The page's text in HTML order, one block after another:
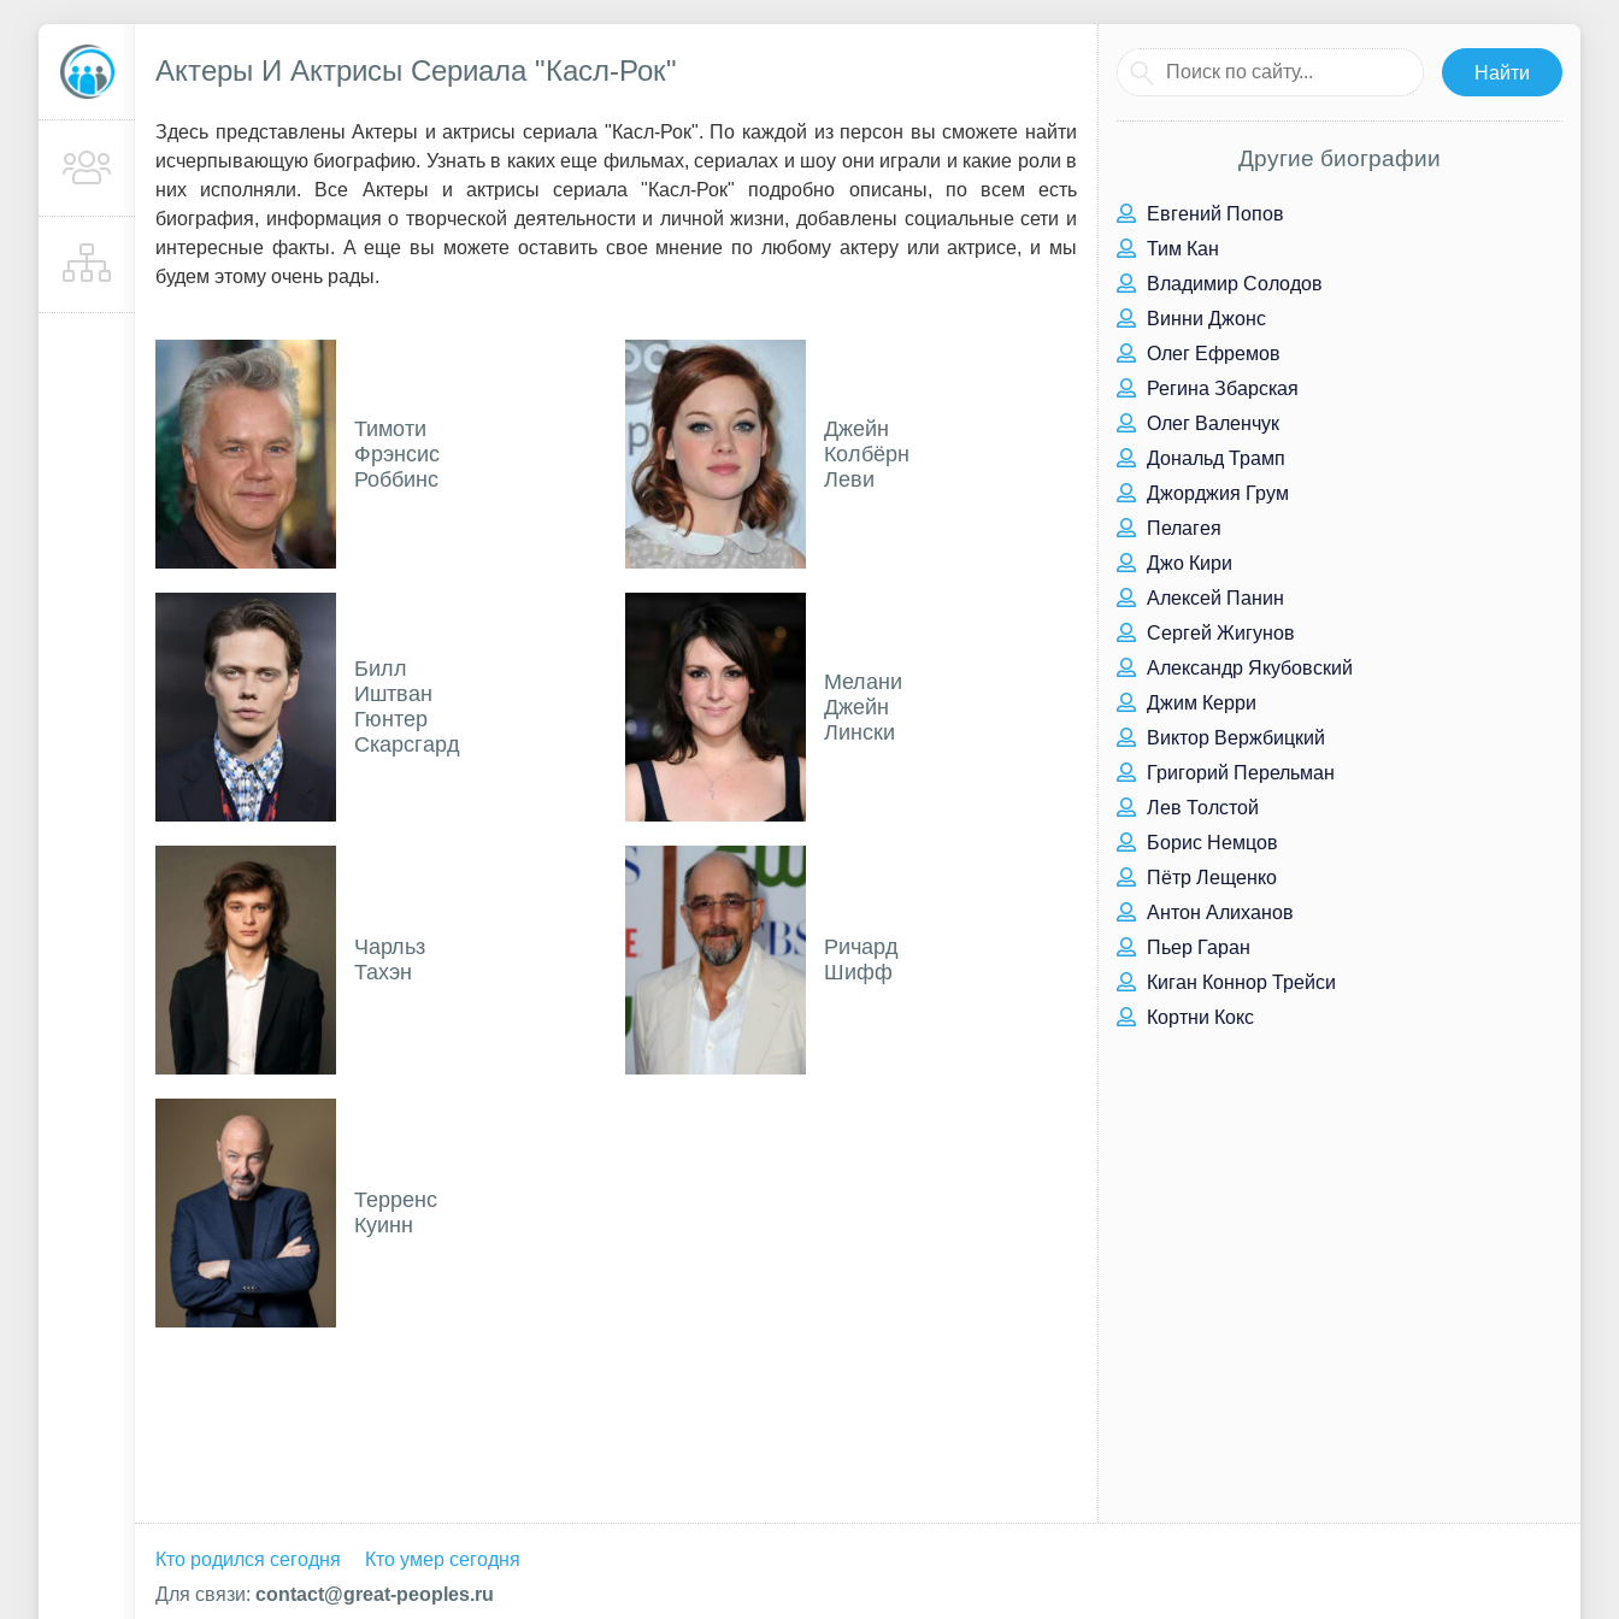
Актеры И Актрисы Сериала "Касл-Рок"
Здесь представлены Актеры и актрисы сериала "Касл-Рок". По каждой из персон вы сможете найти
исчерпывающую биографию. Узнать в каких еще фильмах, сериалах и шоу они играли и какие роли в
них исполняли. Все Актеры и актрисы сериала "Касл-Рок" подробно описаны, по всем есть
биография, информация о творческой деятельности и личной жизни, добавлены социальные сети и
интересные факты. А еще вы можете оставить свое мнение по любому актеру или актрисе, и мы
будем этому очень рады.
Тимоти
Фрэнсис
Роббинс
Джейн
Колбёрн
Леви
Билл
Иштван
Гюнтер
Скарсгард
Мелани
Джейн
Лински
Чарльз
Тахэн
Ричард
Шифф
Терренс
Куинн
Другие биографии
Евгений Попов
Тим Кан
Владимир Солодов
Винни Джонс
Олег Ефремов
Регина Збарская
Олег Валенчук
Дональд Трамп
Джорджия Грум
Пелагея
Джо Кири
Алексей Панин
Сергей Жигунов
Александр Якубовский
Джим Керри
Виктор Вержбицкий
Григорий Перельман
Лев Толстой
Борис Немцов
Пётр Лещенко
Антон Алиханов
Пьер Гаран
Киган Коннор Трейси
Кортни Кокс
Кто родился сегодня
Кто умер сегодня
Для связи: contact@great-peoples.ru